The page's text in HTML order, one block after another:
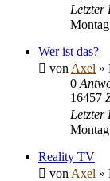
Letzter
Wer ist das?
von Axel »
0
16457
Letzter
Reality TV
von Axel »